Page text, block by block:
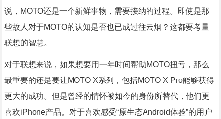
说，MOTO还是一个新鲜事物，需要接纳的过程。即使是那
些故人对于MOTO的认知是否也已成过往云烟？这都要考量
联想的智慧。
对于联想来说，如果想要用一年时间帮助MOTO扭亏，那么
最重要的还是要让MOTO X系列，包括MOTO X Pro能够获得
更大的成功。但是曾经的情怀被如今的身份所替代，他们更
喜欢iPhone产品。对于喜欢感受“原生态Android体验”的用户